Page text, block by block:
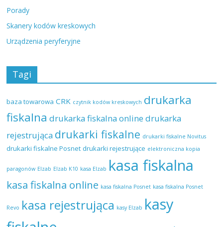
Porady
Skanery kodów kreskowych
Urządzenia peryferyjne
Tagi
baza towarowa CRK czytnik kodów kreskowych drukarka
fiskalna drukarka fiskalna online drukarka
rejestrująca drukarki fiskalne drukarki fiskalne Novitus
drukarki fiskalne Posnet drukarki rejestrujące elektroniczna kopia
paragonów Elzab Elzab K10 kasa Elzab kasa fiskalna
kasa fiskalna online kasa fiskalna Posnet kasa fiskalna Posnet
Revo kasa rejestrująca kasy Elzab kasy